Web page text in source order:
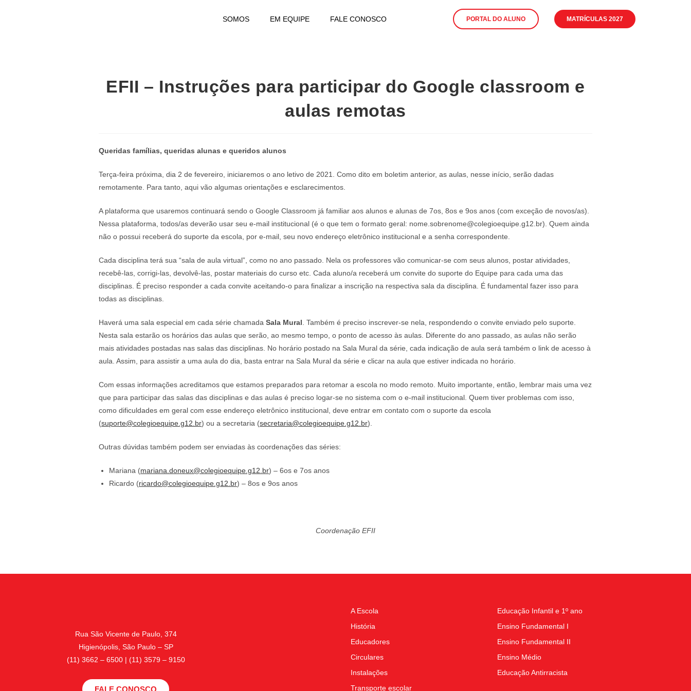
SOMOS EM EQUIPE FALE CONOSCO PORTAL DO ALUNO MATRÍCULAS 2027
EFII – Instruções para participar do Google classroom e
aulas remotas
Queridas famílias, queridas alunas e queridos alunos
Terça-feira próxima, dia 2 de fevereiro, iniciaremos o ano letivo de 2021. Como dito em boletim anterior, as aulas, nesse início, serão dadas
remotamente. Para tanto, aqui vão algumas orientações e esclarecimentos.
A plataforma que usaremos continuará sendo o Google Classroom já familiar aos alunos e alunas de 7os, 8os e 9os anos (com exceção de novos/as).
Nessa plataforma, todos/as deverão usar seu e-mail institucional (é o que tem o formato geral: nome.sobrenome@colegioequipe.g12.br). Quem ainda
não o possui receberá do suporte da escola, por e-mail, seu novo endereço eletrônico institucional e a senha correspondente.
Cada disciplina terá sua “sala de aula virtual”, como no ano passado. Nela os professores vão comunicar-se com seus alunos, postar atividades,
recebê-las, corrigi-las, devolvê-las, postar materiais do curso etc. Cada aluno/a receberá um convite do suporte do Equipe para cada uma das
disciplinas. É preciso responder a cada convite aceitando-o para finalizar a inscrição na respectiva sala da disciplina. É fundamental fazer isso para
todas as disciplinas.
Haverá uma sala especial em cada série chamada Sala Mural . Também é preciso inscrever-se nela, respondendo o convite enviado pelo suporte.
Nesta sala estarão os horários das aulas que serão, ao mesmo tempo, o ponto de acesso às aulas. Diferente do ano passado, as aulas não serão
mais atividades postadas nas salas das disciplinas. No horário postado na Sala Mural da série, cada indicação de aula será também o link de acesso à
aula. Assim, para assistir a uma aula do dia, basta entrar na Sala Mural da série e clicar na aula que estiver indicada no horário.
Com essas informações acreditamos que estamos preparados para retomar a escola no modo remoto. Muito importante, então, lembrar mais uma vez
que para participar das salas das disciplinas e das aulas é preciso logar-se no sistema com o e-mail institucional. Quem tiver problemas com isso,
como dificuldades em geral com esse endereço eletrônico institucional, deve entrar em contato com o suporte da escola
(suporte@colegioequipe.g12.br) ou a secretaria (secretaria@colegioequipe.g12.br).
Outras dúvidas também podem ser enviadas às coordenações das séries:
Mariana (mariana.doneux@colegioequipe.g12.br) – 6os e 7os anos
Ricardo (ricardo@colegioequipe.g12.br) – 8os e 9os anos
Coordenação EFII
Rua São Vicente de Paulo, 374
Higienópolis, São Paulo – SP
(11) 3662 – 6500 | (11) 3579 – 9150
FALE CONOSCO
A Escola
História
Educadores
Circulares
Instalações
Transporte escolar
Educação Infantil e 1º ano
Ensino Fundamental I
Ensino Fundamental II
Ensino Médio
Educação Antirracista